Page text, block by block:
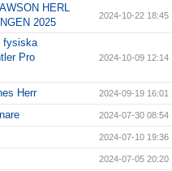
HERL
2025
2024-10-22 18:45
fysiska
Pro
2024-10-09 12:14
Herr 2024-09-19 16:01
2024-07-30 08:54
2024-07-10 19:36
2024-07-05 20:20